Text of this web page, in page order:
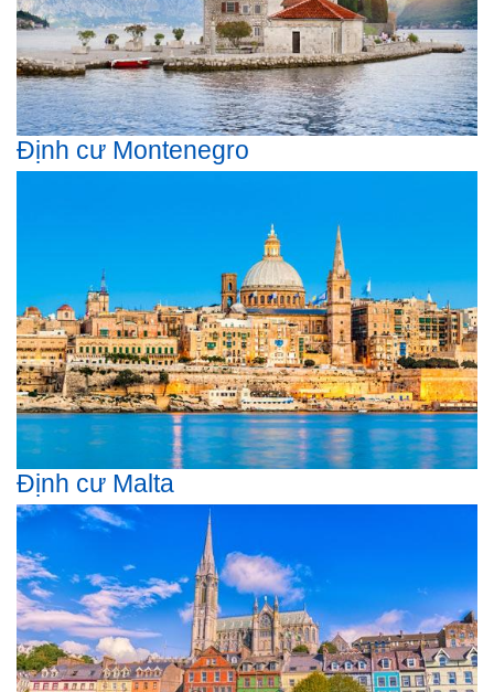
Định cư Montenegro
Định cư Malta